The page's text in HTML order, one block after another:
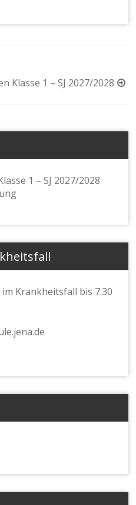
Klasse 1 – SJ 2027/2028
1 – SJ 2027/2028
Krankheitsfall bis 7.30